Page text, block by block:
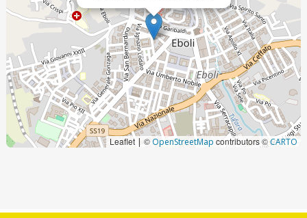
Leaflet | © OpenStreetMap contributors ©CARTO